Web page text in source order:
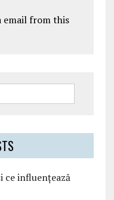
email from this
ce influențează